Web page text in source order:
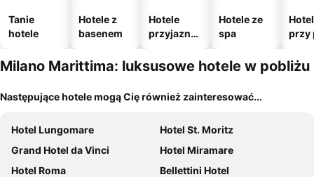
Tanie
hotele
Hotele z
basenem
Hotele
przyjazne
m
Hotele ze
spa
przy
Milano Marittima: luksusowe hotele w pobliżu
Następujące hotele mogą Cię również zainteresować...
Hotel Lungomare
Hotel St. Moritz
Grand Hotel da Vinci
Hotel Miramare
Hotel Roma
Bellettini Hotel